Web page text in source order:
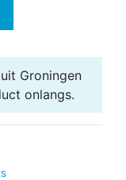
Groningen
onlangs.